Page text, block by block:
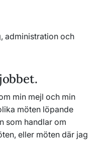
administration och
min mejl och min
möten löpande
som handlar om
eller möten där jag